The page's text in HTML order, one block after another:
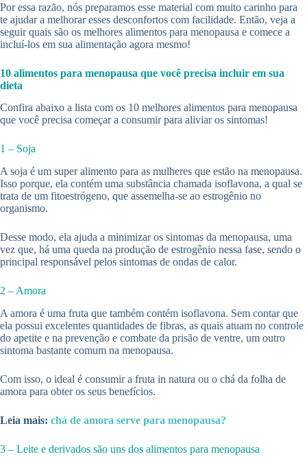
Por essa razão, nós preparamos esse material com muito carinho para
te ajudar a melhorar esses desconfortos com facilidade. Então, veja a
seguir quais são os melhores alimentos para menopausa e comece a
incluí-los em sua alimentação agora mesmo!
10 alimentos para menopausa que você precisa incluir em sua
dieta
Confira abaixo a lista com os 10 melhores alimentos para menopausa
que você precisa começar a consumir para aliviar os sintomas!
1 – Soja
A soja é um super alimento para as mulheres que estão na menopausa.
Isso porque, ela contém uma substância chamada isoflavona, a qual se
trata de um fitoestrógeno, que assemelha-se ao estrogênio no
organismo.
Desse modo, ela ajuda a minimizar os sintomas da menopausa, uma
vez que, há uma queda na produção de estrogênio nessa fase, sendo o
principal responsável pelos sintomas de ondas de calor.
2 – Amora
A amora é uma fruta que também contém isoflavona. Sem contar que
ela possui excelentes quantidades de fibras, as quais atuam no controle
do apetite e na prevenção e combate da prisão de ventre, um outro
sintoma bastante comum na menopausa.
Com isso, o ideal é consumir a fruta in natura ou o chá da folha de
amora para obter os seus benefícios.
Leia mais: chá de amora serve para menopausa?
3 – Leite e derivados são uns dos alimentos para menopausa